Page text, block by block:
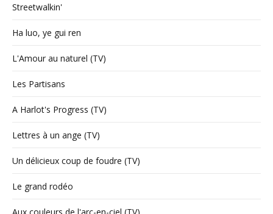
Streetwalkin'
Ha luo, ye gui ren
L'Amour au naturel (TV)
Les Partisans
A Harlot's Progress (TV)
Lettres à un ange (TV)
Un délicieux coup de foudre (TV)
Le grand rodéo